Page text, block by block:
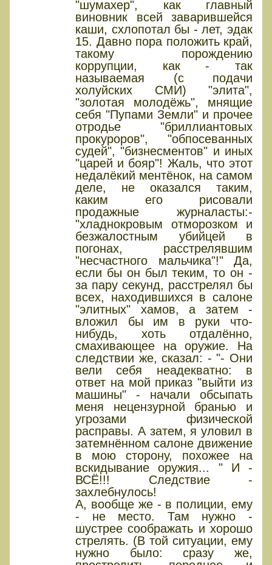
"шумахер", как главный
виновник всей заварившейся
каши, схлопотал бы - лет, эдак
15. Давно пора положить край,
такому порождению
коррупции, как - так
называемая (с подачи
холуйских СМИ) "элита",
"золотая молодёжь", мнящие
себя "Пупами Земли" и прочее
отродье "бриллиантовых
прокуроров", "обпосеванных
судей", "бизнесментов" и иных
"царей и бояр"! Жаль, что этот
недалёкий ментёнок, на самом
деле, не оказался таким,
каким его рисовали
продажные журналасты:-
"хладнокровым отморозком и
безжалостным убийцей в
погонах, расстрелявшим
"несчастного мальчика"!" Да,
если бы он был теким, то он -
за пару секунд, расстрелял бы
всех, находившихся в салоне
"элитных" хамов, а затем -
вложил бы им в руки что-
нибудь, хоть отдалённо,
смахивающее на оружие. На
следствии же, сказал: - "- Они
вели себя неадекватно: в
ответ на мой приказ "выйти из
машины" - начали обсыпать
меня нецензурной бранью и
угрозами физической
расправы. А затем, я уловил в
затемнённом салоне движение
в мою сторону, похожее на
вскидывание оружия... " И -
ВСЁ!!! Следствие -
захлебнулось!
А, вообще же - в полиции, ему
- не место. Там нужно -
шустрее соображать и хорошо
стрелять. (В той ситуации, ему
нужно было: сразу же,